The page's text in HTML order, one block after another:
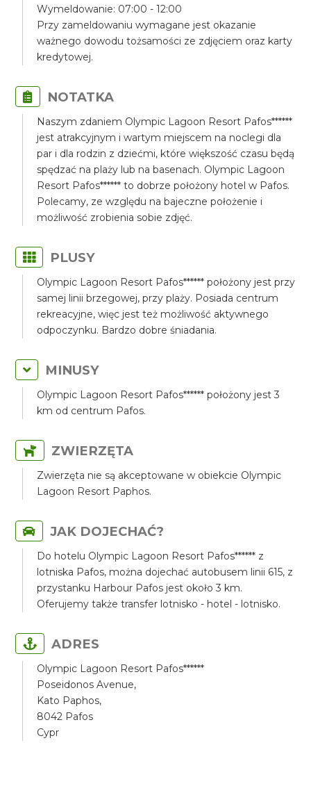
Wymeldowanie: 07:00 - 12:00
Przy zameldowaniu wymagane jest okazanie
ważnego dowodu tożsamości ze zdjęciem oraz karty
kredytowej.
NOTATKA
Naszym zdaniem Olympic Lagoon Resort Pafos******
jest atrakcyjnym i wartym miejscem na noclegi dla
par i dla rodzin z dziećmi, które większość czasu będą
spędzać na plaży lub na basenach. Olympic Lagoon
Resort Pafos****** to dobrze położony hotel w Pafos.
Polecamy, ze względu na bajeczne położenie i
możliwość zrobienia sobie zdjęć.
PLUSY
Olympic Lagoon Resort Pafos****** położony jest przy
samej linii brzegowej, przy plaży. Posiada centrum
rekreacyjne, więc jest też możliwość aktywnego
odpoczynku. Bardzo dobre śniadania.
MINUSY
Olympic Lagoon Resort Pafos****** położony jest 3
km od centrum Pafos.
ZWIERZĘTA
Zwierzęta nie są akceptowane w obiekcie Olympic
Lagoon Resort Paphos.
JAK DOJECHAĆ?
Do hotelu Olympic Lagoon Resort Pafos****** z
lotniska Pafos, można dojechać autobusem linii 615, z
przystanku Harbour Pafos jest około 3 km.
Oferujemy także transfer lotnisko - hotel - lotnisko.
ADRES
Olympic Lagoon Resort Pafos******
Poseidonos Avenue,
Kato Paphos,
8042 Pafos
Cypr